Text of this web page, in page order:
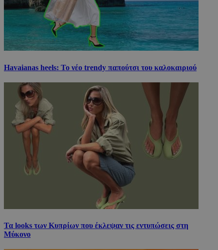
Havaianas heels: Το νέο trendy παπούτσι του καλοκαιριού
Τα looks των Κυπρίων που έκλεψαν τις εντυπώσεις στη
Μύκονο